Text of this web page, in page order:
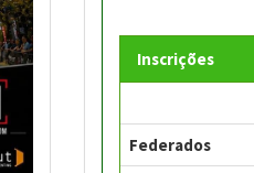
Inscrições
Federados